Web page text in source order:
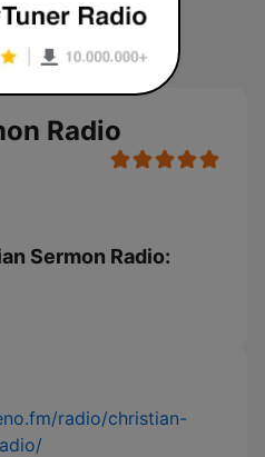
Radio
Sermon Radio:
radio/christian-